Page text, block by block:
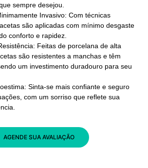
sempre desejou.
Invasivo: Com técnicas
são aplicadas com mínimo desgaste
conforto e rapidez.
Feitas de porcelana de alta
são resistentes a manchas e têm
um investimento duradouro para seu
Sinta-se mais confiante e seguro
com um sorriso que reflete sua
AGENDE SUA AVALIAÇÃO